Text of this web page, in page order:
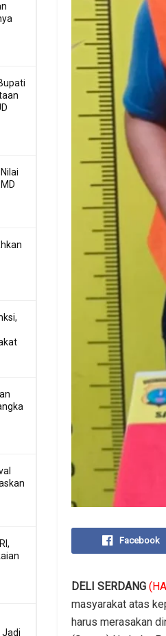
Jadi
Facebook
DELI SERDANG
masyarakat atas
harus merasakan